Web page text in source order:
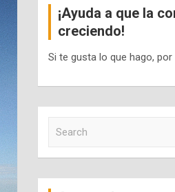
¡Ayuda a que la
creciendo!
Si te gusta lo que hago,
c